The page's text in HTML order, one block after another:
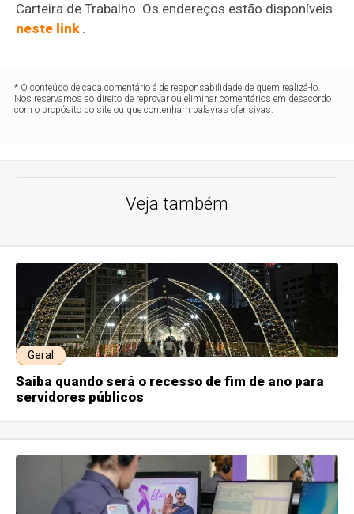
Carteira de Trabalho. Os endereços estão disponíveis
neste link.
* O conteúdo de cada comentário é de responsabilidade de quem realizá-lo.
Nos reservamos ao direito de reprovar ou eliminar comentários em desacordo
com o propósito do site ou que contenham palavras ofensivas.
Veja também
Geral
Saiba quando será o recesso de fim de ano para
servidores públicos